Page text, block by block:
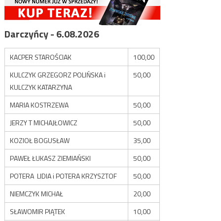
Darczyńcy - 6.08.2026
KACPER STAROŚCIAK
100,00
KULCZYK GRZEGORZ POLIŃSKA i
KULCZYK KATARZYNA
50,00
MARIA KOSTRZEWA
50,00
JERZY T MICHAJŁOWICZ
50,00
KOZIOŁ BOGUSŁAW
35,00
PAWEŁ ŁUKASZ ZIEMIAŃSKI
50,00
POTERA LIDIA i POTERA KRZYSZTOF
50,00
NIEMCZYK MICHAŁ
20,00
SŁAWOMIR PIĄTEK
10,00